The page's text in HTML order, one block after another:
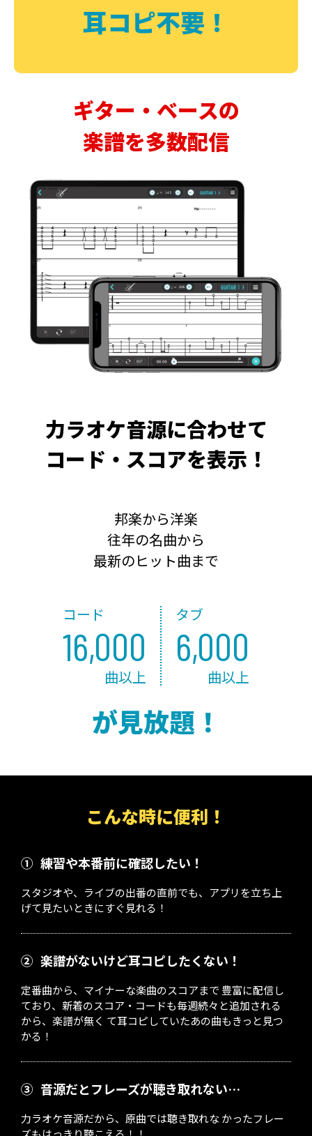
耳コピ不要！
ギター・ベースの
楽譜を多数配信
力ラオケ音源に合わせて
コード・スコアを表示！
邦楽から洋楽
往年の名曲から
最新のヒット曲まで
コード
16,000
曲以上
タブ
6,000
曲以上
が見放題！
こんな時に便利！
① 練習や本番前に確認したい！
スタジオや、ライブの出番の直前でも、アプリを立ち上
げて見たいときにすぐ見れる！
② 楽譜がないけど耳コピしたくない！
定番曲から、マイナーな楽曲のスコアまで 豊富に配信し
ており、新着のスコア・コードも毎週続々と追加される
から、楽譜が無く て耳コピしていたあの曲もきっと見つ
かる！
③ 音源だとフレーズが聴き取れない…
力ラオケ音源だから、原曲では聴き取れな かったフレー